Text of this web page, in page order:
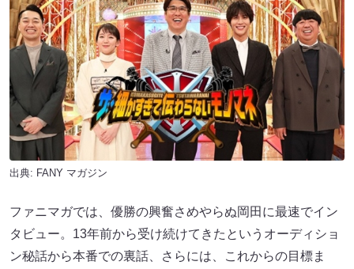
出典: FANY マガジン
ファニマガでは、優勝の興奮さめやらぬ岡田に最速でイン
タビュー。13年前から受け続けてきたというオーディショ
ン秘話から本番での裏話、さらには、これからの目標ま